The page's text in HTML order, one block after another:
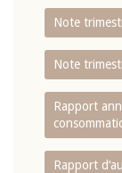
Note
Note
Rapport
Rapport